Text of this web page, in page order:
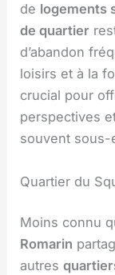
de logements
de quartier
d’abandon
loisirs et à la
crucial pour
perspectives
souvent sous-
Quartier du
Moins connu
Romarin
autres